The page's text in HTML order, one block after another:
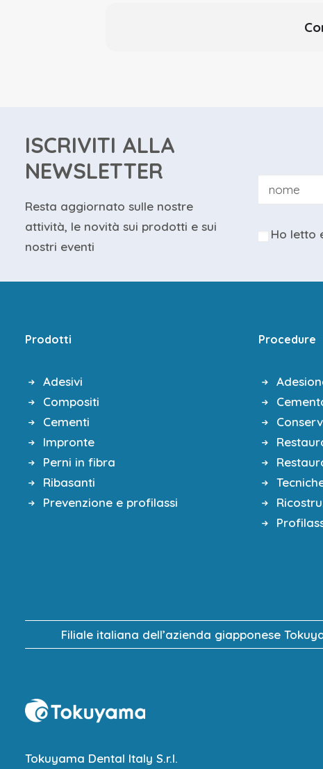
PREPARAZIONI PROTESICHE:
Materiali: disilicato, feldspatica e
Full Crown, Onlay, Overlay o
Buildup e IDS
Diretti o indiretti? Criteri di scelta
Quanto e come preparare?
Faccette e Full Veneer, la
Step By Step per preparare
ISCRIVITI ALLA
NEWSLETTER
Resta aggiornato sulle nostre
attività, le novità sui prodotti e sui
nostri eventi
Ho letto
Prodotti
Adesivi
Compositi
Cementi
Impronte
Perni in fibra
Ribasanti
Prevenzione e profilassi
Procedure
Filiale italiana dell’azienda giapponese
Tokuyama Dental Italy S.r.l.